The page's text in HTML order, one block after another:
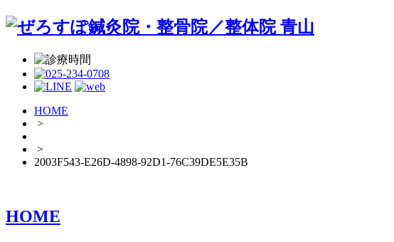
HOME
>
>
2003F543-E26D-4898-92D1-76C39DE5E35B
HOME